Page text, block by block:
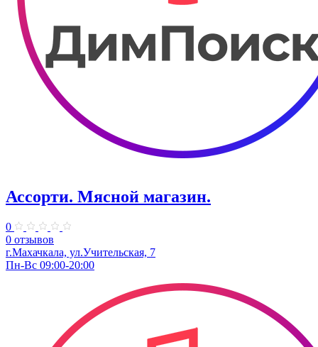
Ассорти. Мясной магазин.
0
0 отзывов
г.Махачкала, ​ул.Учительская, 7
Пн-Вс 09:00-20:00